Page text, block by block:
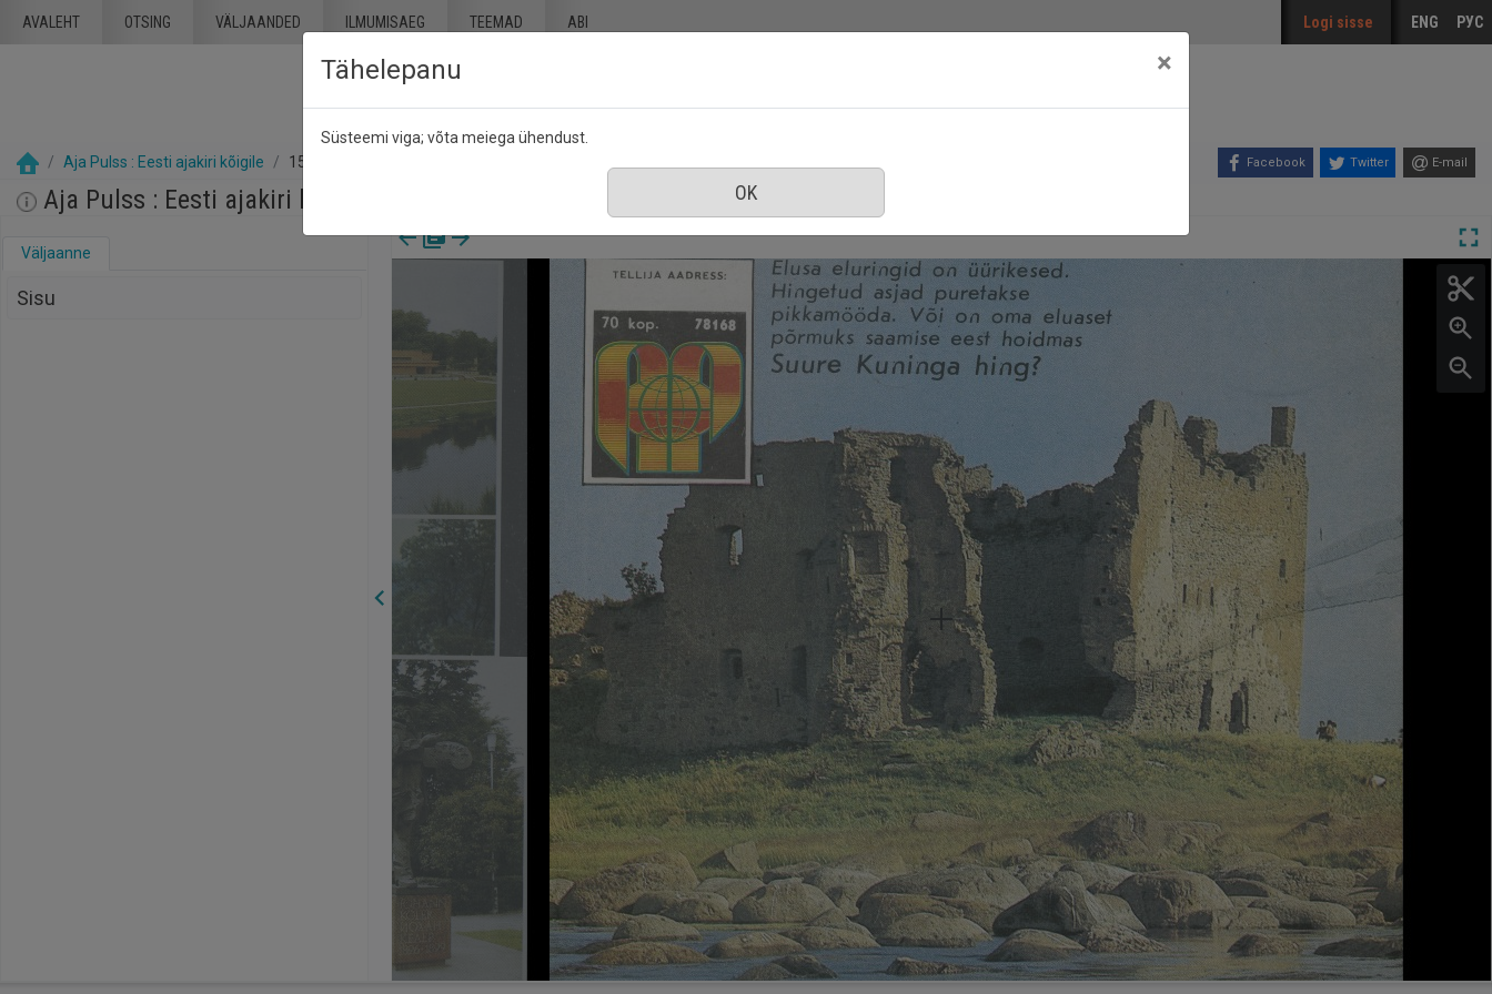
AVALEHT OTSING VÄLJAANDED ILMUMISAEG TEEMAD ABI Logi sisse ENG РУС
Aja Pulss : Eesti ajakiri kõigile 15 september 1990 Facebook Twitter E-mail
Aja Pulss : Eesti ajakiri kõigile, nr. 18, 15 september 1990
Väljaanne
Sisu
Tähelepanu ×
Süsteemi viga; võta meiega ühendust.